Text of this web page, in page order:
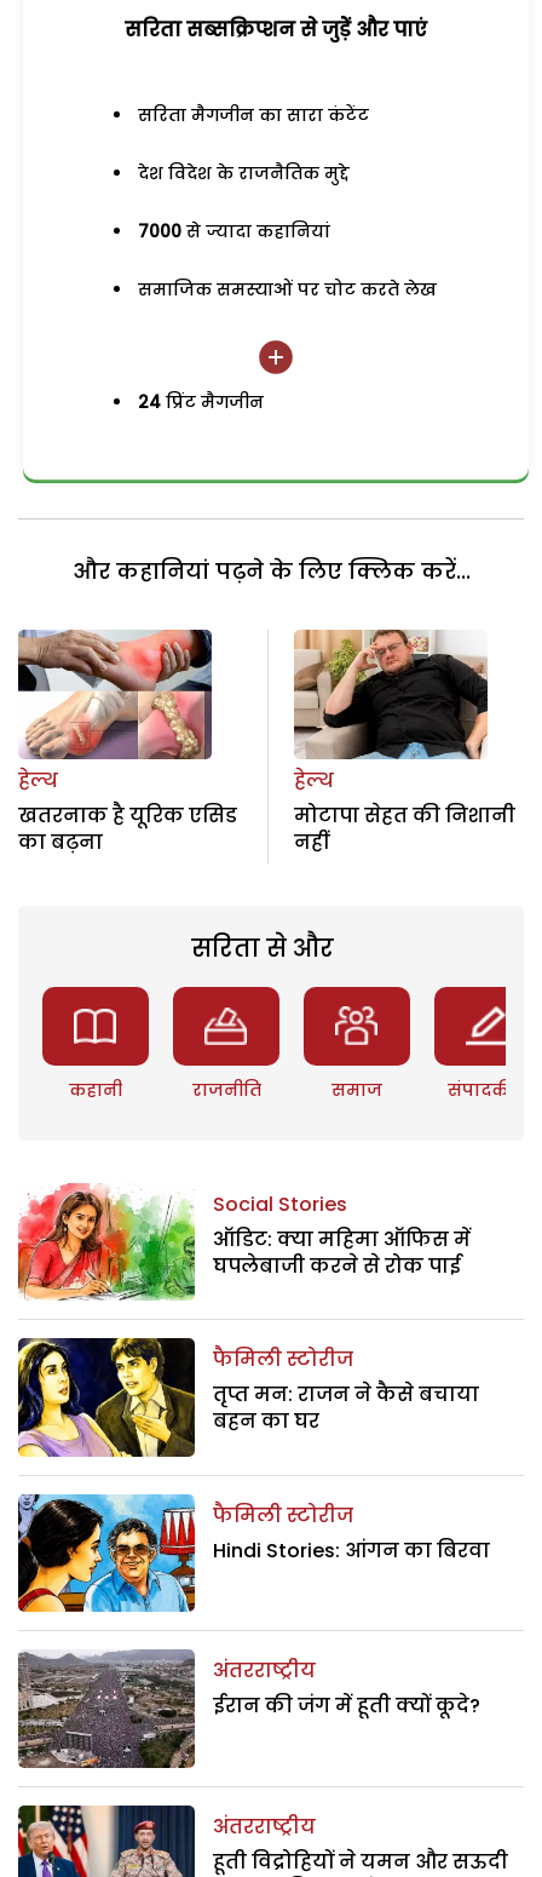
सरिता सब्सक्रिप्शन से जुड़ेें और पाएं
सरिता मैगजीन का सारा कंटेंट
देश विदेश के राजनैतिक मुद्दे
7000 से ज्यादा कहानियां
समाजिक समस्याओं पर चोट करते लेख
24 प्रिंट मैगजीन
और कहानियां पढ़ने के लिए क्लिक करें...
हेल्थ
खतरनाक है यूरिक एसिड
का बढ़ना
हेल्थ
मोटापा सेहत की निशानी
नहीं
सरिता से और
कहानी राजनीति समाज संपादकीय
Social Stories
ऑडिट: क्या महिमा ऑफिस में
घपलेबाजी करने से रोक पाई
फैमिली स्टोरीज
तृप्त मन: राजन ने कैसे बचाया
बहन का घर
फैमिली स्टोरीज
Hindi Stories: आंगन का बिरवा
अंतरराष्ट्रीय
ईरान की जंग में हूती क्यों कूदे?
अंतरराष्ट्रीय
हूती विद्रोहियों ने यमन और सऊदी